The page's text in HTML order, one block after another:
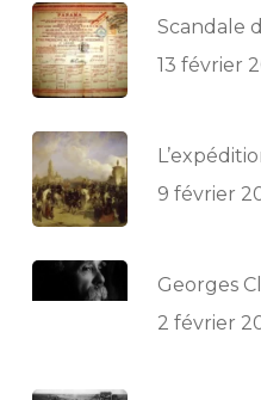
Scandale
13 février
9 février
Georges
2 février